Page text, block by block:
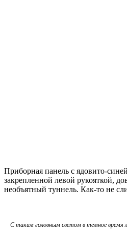
Приборная панель с ядовито-
закрепленной левой рукояткой,
необъятный туннель. Как‑то не
С таким головным светом в темное время